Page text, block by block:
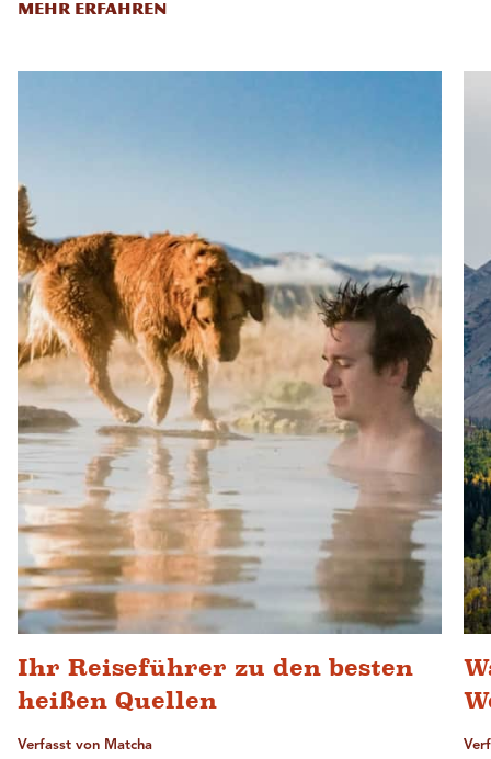
MEHR ERFAHREN
Ihr Reiseführer zu den besten
heißen Quellen
Verfasst von Matcha